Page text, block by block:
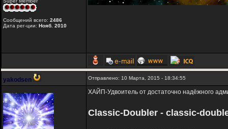
Сообщений всего: 2486
Дата рег-ции: Нояб. 2010
yakodsen Отправлено: 10 Марта, 2015 - 18:34:55
ХАЙП-Удвоитель от достаточно надёжного
Classic-Doubler - classic-